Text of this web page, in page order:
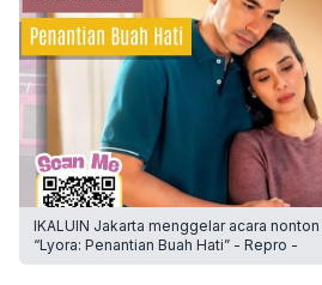
IKALUIN Jakarta menggelar acara
“Lyora: Penantian Buah Hati” - Repro -